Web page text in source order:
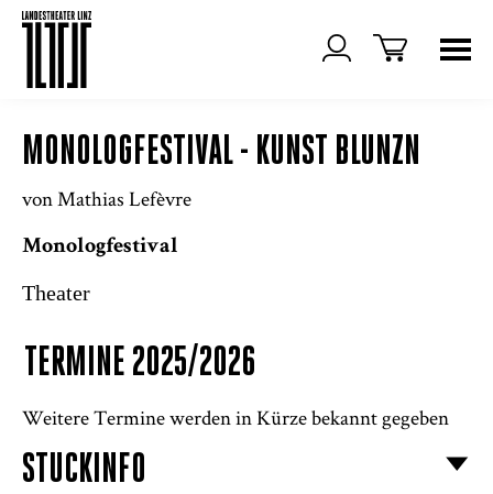
MONOLOGFESTIVAL - KUNST BLUNZN
von Mathias Lefèvre
Monologfestival
Theater
TERMINE 2025/2026
Weitere Termine werden in Kürze bekannt gegeben
STÜCKINFO